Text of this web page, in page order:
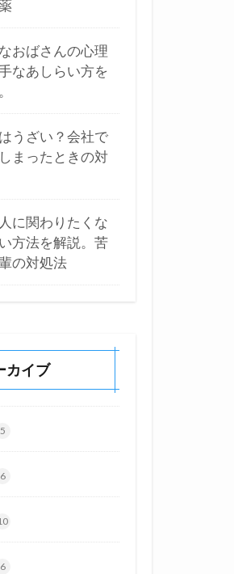
おばさんの心理
なあしらい方を
うざい？会社で
まったときの対
に関わりたくな
方法を解説。苦
の対処法
カイブ
5
6
6